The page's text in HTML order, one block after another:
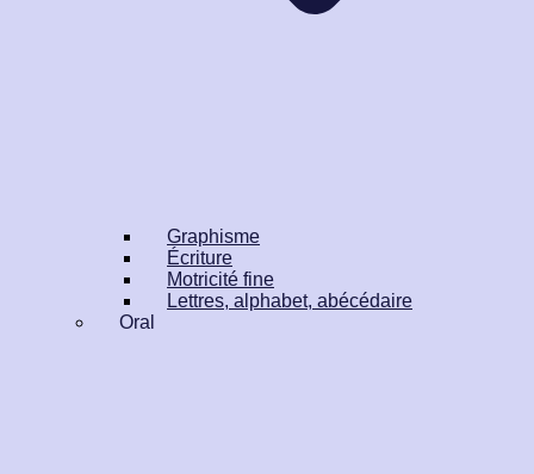
Graphisme
Écriture
Motricité fine
Lettres, alphabet, abécédaire
Oral